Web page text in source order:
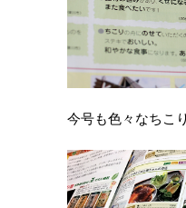
今号も色々なちこ